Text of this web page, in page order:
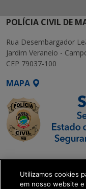
POLÍCIA CIVIL DE
Rua Desembargador
Jardim Veraneio -
CEP 79037-100
MAPA
SETDIG |
Executiva de
Transformação
Utilizamos cookies
em nosso website